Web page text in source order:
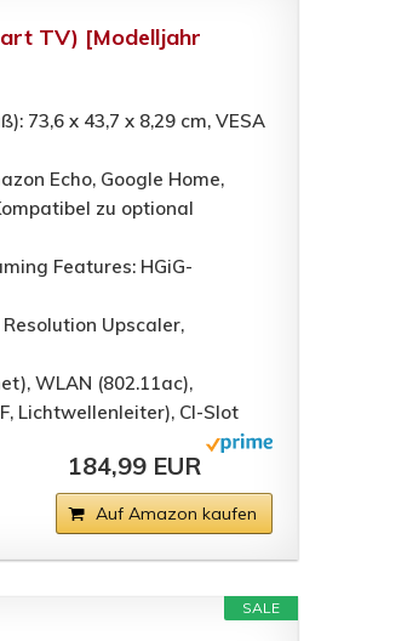
TV) [Modelljahr
73,6 x 43,7 x 8,29 cm, VESA
Echo, Google Home,
zu optional
Features: HGiG-
Upscaler,
WLAN (802.11ac),
Lichtwellenleiter), CI-Slot
184,99 EUR
Auf Amazon kaufen
SALE